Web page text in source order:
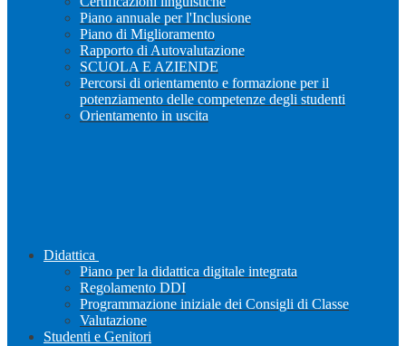
Piano annuale per l'Inclusione
Piano di Miglioramento
Rapporto di Autovalutazione
SCUOLA E AZIENDE
Percorsi di orientamento e formazione per il
potenziamento delle competenze degli studenti
Orientamento in uscita
Didattica
Piano per la didattica digitale integrata
Regolamento DDI
Programmazione iniziale dei Consigli di Classe
Valutazione
Studenti e Genitori